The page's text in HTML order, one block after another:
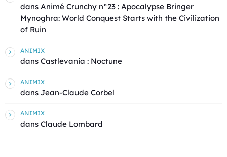
dans Animé Crunchy n°23 : Apocalypse Bringer
Mynoghra: World Conquest Starts with the Civilization
of Ruin
ANIMIX
dans Castlevania : Noctune
ANIMIX
dans Jean-Claude Corbel
ANIMIX
dans Claude Lombard